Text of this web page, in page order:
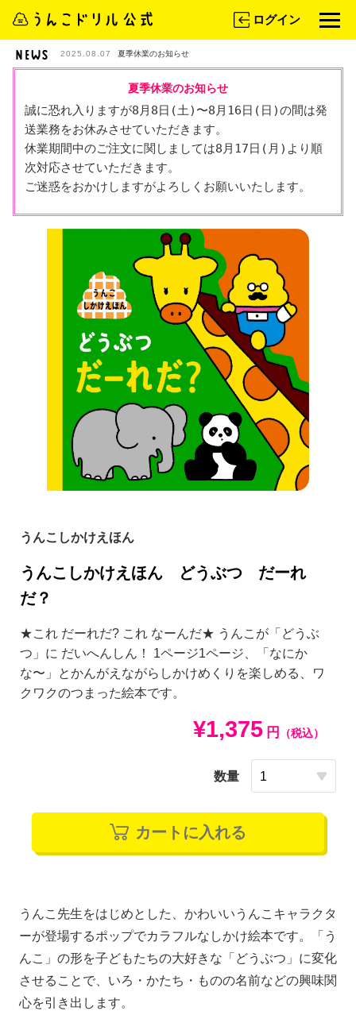
ログイン
2025.08.07 夏季休業のお知らせ
夏季休業のお知らせ
誠に恐れ入りますが8月8日(土)〜8月16日(日)の間は発
送業務をお休みさせていただきます。
休業期間中のご注文に関しましては8月17日(月)より順
次対応させていただきます。
ご迷惑をおかけしますがよろしくお願いいたします。
うんこしかけえほん
うんこしかけえほん どうぶつ だーれ
だ？
★これ だーれだ? これ なーんだ★ うんこが「どうぶ
つ」に だいへんしん！ 1ページ1ページ、「なにか
な〜」とかんがえながらしかけめくりを楽しめる、ワ
クワクのつまった絵本です。
¥1,375 円 （税込）
数量
カートに入れる
うんこ先生をはじめとした、かわいいうんこキャラクタ
ーが登場するポップでカラフルなしかけ絵本です。「う
んこ」の形を子どもたちの大好きな「どうぶつ」に変化
させることで、いろ・かたち・ものの名前などの興味関
心を引き出します。